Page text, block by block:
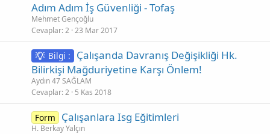
Adım Adım İş Güvenliği - Tofaş
Mehmet Gençoğlu
Cevaplar 2 23 Mar 2017
Bilgi :
Çalışanda Davranış Değişikliği Hk.
Bilirkişi Mağduriyetine Karşı Önlem!
Aydın 47 SAĞLAM
Cevaplar 2 5 Kas 2018
Form Çalışanlara Isg Eğitimleri
H. Berkay Yalçın